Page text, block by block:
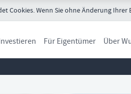
Cookies. Wenn Sie ohne Änderung
Für Eigentümer Über